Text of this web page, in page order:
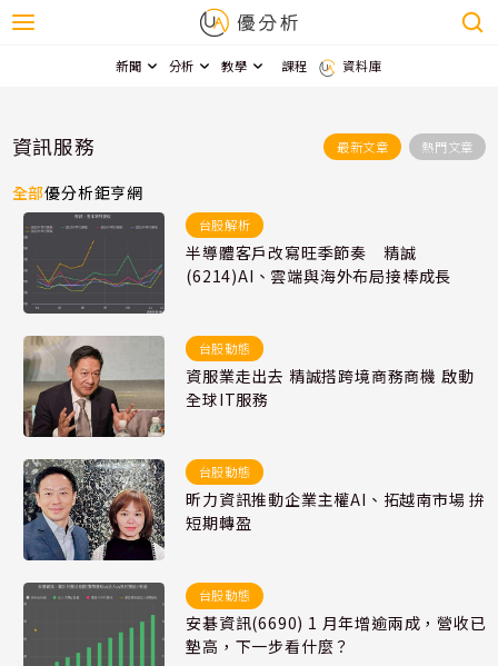
新聞 分析 教學 課程 資料庫
資訊服務 最新文章 熱門文章
全部優分析鉅亨網
台股解析
半導體客戶改寫旺季節奏 精誠
(6214)AI、雲端與海外布局接棒成長
台股動態
資服業走出去 精誠搭跨境商務商機 啟動
全球IT服務
台股動態
昕力資訊推動企業主權AI、拓越南市場 拚
短期轉盈
台股動態
安碁資訊(6690) 1 月年增逾兩成，營收已
墊高，下一步看什麼？